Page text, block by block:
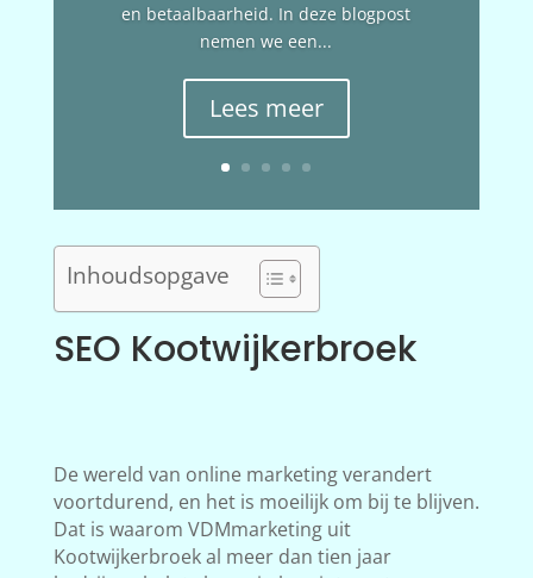
en betaalbaarheid. In deze blogpost
nemen we een...
Lees meer
Inhoudsopgave
SEO Kootwijkerbroek
De wereld van online marketing verandert
voortdurend, en het is moeilijk om bij te blijven.
Dat is waarom VDMmarketing uit
Kootwijkerbroek al meer dan tien jaar